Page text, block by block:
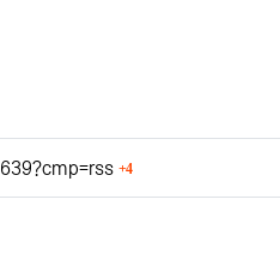
4회 연결